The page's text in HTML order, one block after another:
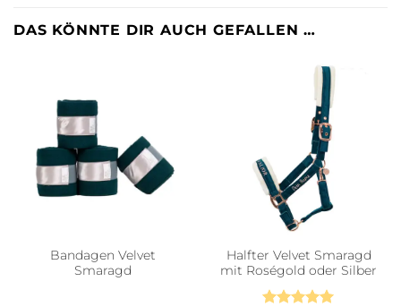
DAS KÖNNTE DIR AUCH GEFALLEN …
Bandagen Velvet
Smaragd
Halfter Velvet Smaragd
mit Roségold oder Silber